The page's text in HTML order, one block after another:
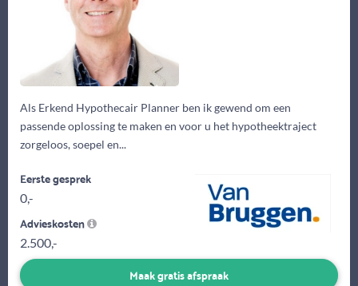
Als Erkend Hypothecair Planner ben ik gewend om een
passende oplossing te maken en voor u het hypotheektraject
zorgeloos, soepel en...
Eerste gesprek
0,-
Advieskosten
2.500,-
Maak gratis afspraak